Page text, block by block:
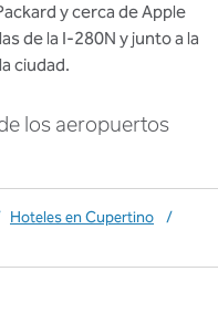
y cerca de Apple
de la I-280N y junto a la
ciudad.
los aeropuertos
Hoteles en Cupertino
/